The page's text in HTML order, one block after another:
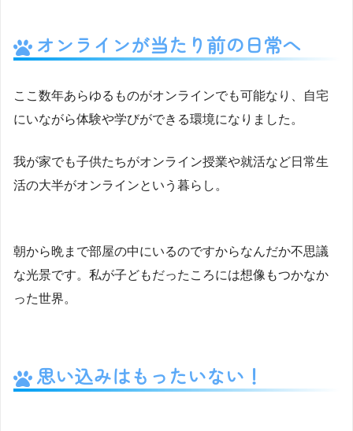
オンラインが当たり前の日常へ
ここ数年あらゆるものがオンラインでも可能なり、自宅
にいながら体験や学びができる環境になりました。
我が家でも子供たちがオンライン授業や就活など日常生
活の大半がオンラインという暮らし。
朝から晩まで部屋の中にいるのですからなんだか不思議
な光景です。私が子どもだったころには想像もつかなか
った世界。
思い込みはもったいない！